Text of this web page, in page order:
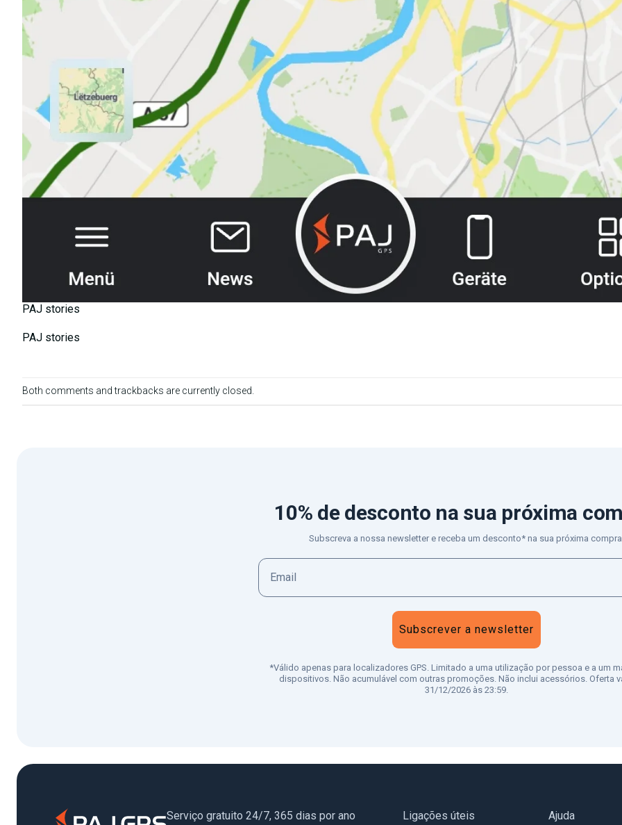
PAJ stories
PAJ stories
Both comments and trackbacks are currently closed.
10% de desconto na sua próxima
Subscreva a nossa newsletter e receba um desconto* na sua próxima
Subscrever a newsletter
*Válido apenas para localizadores GPS. Limitado a uma utilização por pessoa e a um
dispositivos. Não acumulável com outras promoções. Não inclui acessórios. Oferta
31/12/2026 às 23:59.
Serviço gratuito 24/7, 365 dias por ano
Ligações úteis
Ajuda